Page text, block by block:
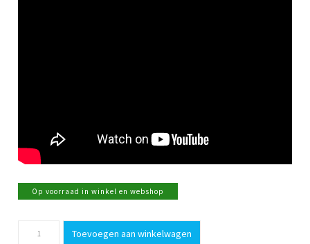
Op voorraad in winkel en webshop
Ellipse
Toevoegen aan winkelwagen